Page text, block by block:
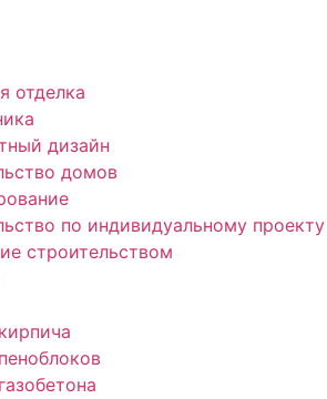
отделка
дизайн
домов
по индивидуальному проекту
строительством